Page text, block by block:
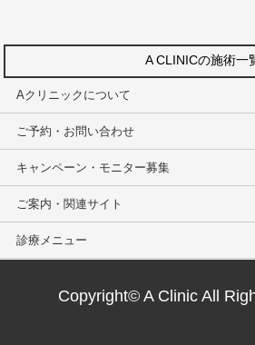
A CLINICの施術一
Aクリニックについて
ご予約・お問い合わせ
キャンペーン・モニター募集
ご案内・関連サイト
診療メニュー
Copyright© A Clinic All